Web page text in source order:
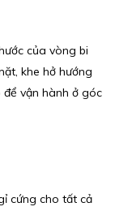
của vòng bi
khe hở hướng
vận hành ở góc
cứng cho tất cả